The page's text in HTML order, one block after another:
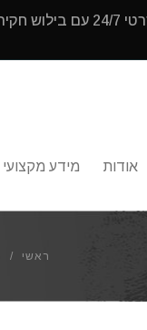
חייגו
אודות מידע מקצועי
ראשי /